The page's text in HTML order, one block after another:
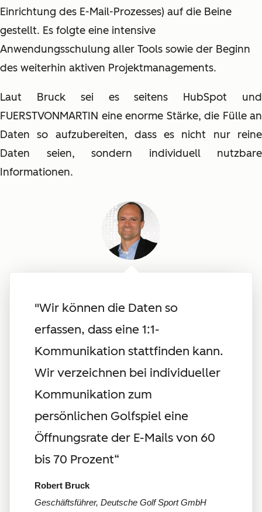
Einrichtung des E-Mail-Prozesses) auf die Beine
gestellt. Es folgte eine intensive
Anwendungsschulung aller Tools sowie der Beginn
des weiterhin aktiven Projektmanagements.
Laut Bruck sei es seitens HubSpot und
FUERSTVONMARTIN eine enorme Stärke, die Fülle an
Daten so aufzubereiten, dass es nicht nur reine
Daten seien, sondern individuell nutzbare
Informationen.
"Wir können die Daten so
erfassen, dass eine 1:1-
Kommunikation stattfinden kann.
Wir verzeichnen bei individueller
Kommunikation zum
persönlichen Golfspiel eine
Öffnungsrate der E-Mails von 60
bis 70 Prozent“
Robert Bruck
Geschäftsführer, Deutsche Golf Sport GmbH